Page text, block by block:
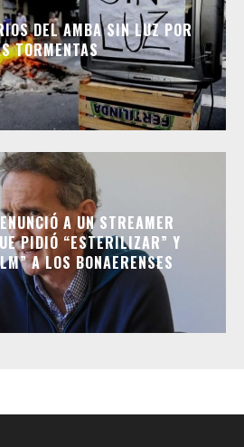
DEL AMBA SIN LUZ POR
TORMENTAS
A UN STREAMER
PIDIÓ “ESTERILIZAR” Y
A LOS BONAERENSES